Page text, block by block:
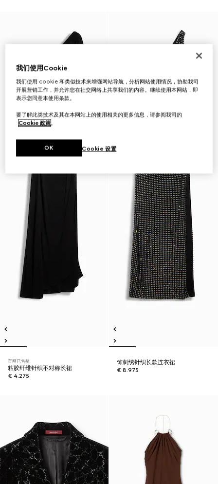
官网已售罄
粘胶纤维针织不对称长裙
€ 4.275
饰刺绣针织长款连衣裙
€ 8.975
我们使用Cookie
我们使用 cookie 和类似技术来增强网站导航，分析网站使用情况，协助我司
开展营销工作，并允许您在社交网络上共享我们的内容。继续使用本网站，即
表示您同意本使用条款。
要了解此类技术及其在本网站上的使用相关的更多信息，请参阅我司的
Cookie 政策。
Cookie 设置
OK